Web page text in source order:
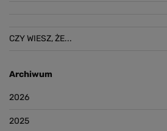
CZY WIESZ, ŻE...
Archiwum
2026
2025